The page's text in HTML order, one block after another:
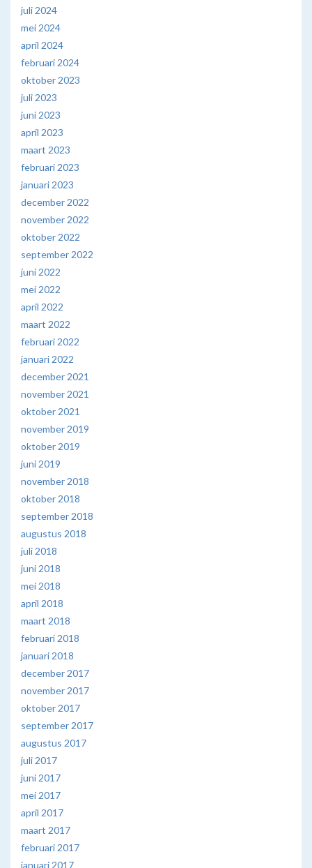
juli 2024
mei 2024
april 2024
februari 2024
oktober 2023
juli 2023
juni 2023
april 2023
maart 2023
februari 2023
januari 2023
december 2022
november 2022
oktober 2022
september 2022
juni 2022
mei 2022
april 2022
maart 2022
februari 2022
januari 2022
december 2021
november 2021
oktober 2021
november 2019
oktober 2019
juni 2019
november 2018
oktober 2018
september 2018
augustus 2018
juli 2018
juni 2018
mei 2018
april 2018
maart 2018
februari 2018
januari 2018
december 2017
november 2017
oktober 2017
september 2017
augustus 2017
juli 2017
juni 2017
mei 2017
april 2017
maart 2017
februari 2017
januari 2017